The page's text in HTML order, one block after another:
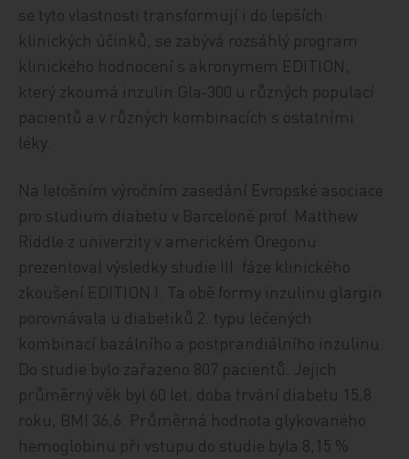
se tyto vlastnosti transformují i do lepších
klinických účinků, se zabývá rozsáhlý program
klinického hodnocení s akronymem EDITION,
který zkoumá inzulin Gla‑300 u různých populací
pacientů a v různých kombinacích s ostatními
léky.
Na letošním výročním zasedání Evropské asociace
pro studium diabetu v Barceloně prof. Matthew
Riddle z univerzity v americkém Oregonu
prezentoval výsledky studie III. fáze klinického
zkoušení EDITION I. Ta obě formy inzulinu glargin
porovnávala u diabetiků 2. typu léčených
kombinací bazálního a postprandiálního inzulinu.
Do studie bylo zařazeno 807 pacientů. Jejich
průměrný věk byl 60 let, doba trvání diabetu 15,8
roku, BMI 36,6. Průměrná hodnota glykovaného
hemoglobinu při vstupu do studie byla 8,15 %